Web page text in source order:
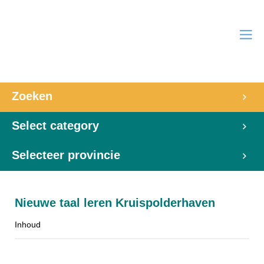
Zoeken
Select category
Selecteer provincie
Nieuwe taal leren Kruispolderhaven
Inhoud